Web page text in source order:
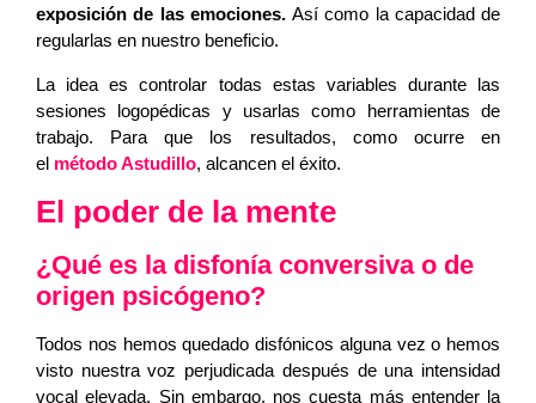
exposición de las emociones.Así como la capacidad de
regularlas en nuestro beneficio.
La idea es controlar todas estas variables durante las
sesiones logopédicas y usarlas como herramientas de
trabajo. Para que los resultados, como ocurre en
el método Astudillo, alcancen el éxito.
El poder de la mente
¿Qué es la disfonía conversiva o de
origen psicógeno?
Todos nos hemos quedado disfónicos alguna vez o hemos
visto nuestra voz perjudicada después de una intensidad
vocal elevada. Sin embargo, nos cuesta más entender la